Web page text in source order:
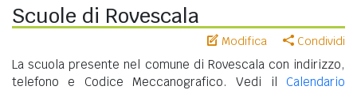
Scuole di Rovescala
Modifica Condividi
La scuola presente nel comune di Rovescala con indirizzo,
telefono e Codice Meccanografico. Vedi il Calendario